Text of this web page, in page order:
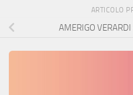
ARTICOLO
AMERIGO